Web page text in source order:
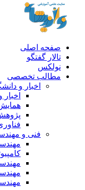
صفحه اصلی
تالار گفتگو
نولکس
مطالب تخصصی
اخبار و دانشگاه
اخبار و
همایش و
پژوهش و
فناوری و
فنی و مهندسی
مهندسی
کامپیوتر
مهندسی
مهندسی
مهندسی